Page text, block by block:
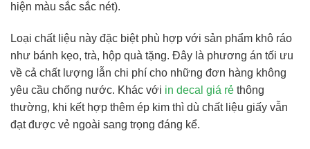
hiện màu sắc sắc nét).
Loại chất liệu này đặc biệt phù hợp với sản phẩm khô ráo
như bánh kẹo, trà, hộp quà tặng. Đây là phương án tối ưu
về cả chất lượng lẫn chi phí cho những đơn hàng không
yêu cầu chống nước. Khác với in decal giá rẻ thông
thường, khi kết hợp thêm ép kim thì dù chất liệu giấy vẫn
đạt được vẻ ngoài sang trọng đáng kể.